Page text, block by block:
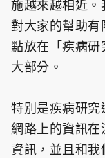
施越來越相近。
對大家的幫助有
點放在「疾病
大部分。
特別是疾病研究
網路上的資訊在
資訊，並且和我